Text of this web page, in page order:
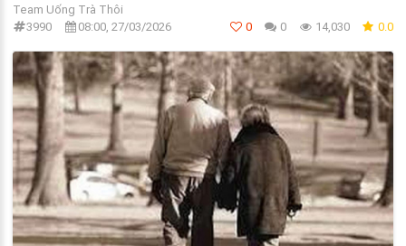
Team Uống Trà Thôi
3990
08:00, 27/03/2026 0 0 14,030 0.0